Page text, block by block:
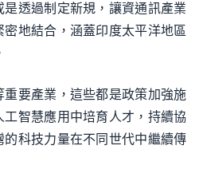
透過制定新規，讓資通訊產業
地結合，涵蓋印度太平洋地區
要產業，這些都是政策加強施
智慧應用中培育人才，持續協
科技力量在不同世代中繼續傳